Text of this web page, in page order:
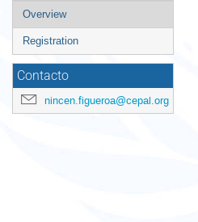
Event
menu
Overview
Registration
Contacto
nincen.figueroa@cepal.org